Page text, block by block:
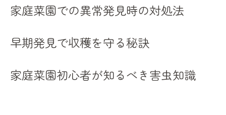
家庭菜園での異常発見時の対処法
早期発見で収穫を守る秘訣
家庭菜園初心者が知るべき害虫知識